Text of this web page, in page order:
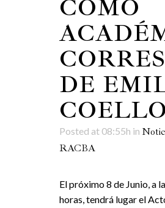
COMO
DE
COELLO
Posted at 08:55h in
RACBA
El próximo 8 de Junio, a
horas, tendrá lugar el